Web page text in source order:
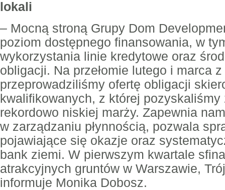
lokali
– Mocną stroną Grupy Dom
poziom dostępnego finansowania, w
wykorzystania linie kredytowe oraz
obligacji. Na przełomie lutego i marca
przeprowadziliśmy ofertę obligacji
kwalifikowanych, z której pozyskaliśmy
rekordowo niskiej marży. Zapewnia
w zarządzaniu płynnością, pozwala
pojawiające się okazje oraz
bank ziemi. W pierwszym kwartale
atrakcyjnych gruntów w Warszawie,
informuje Monika Dobosz.